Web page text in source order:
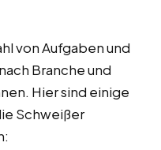
von Aufgaben und
Branche und
Hier sind einige
Schweißer